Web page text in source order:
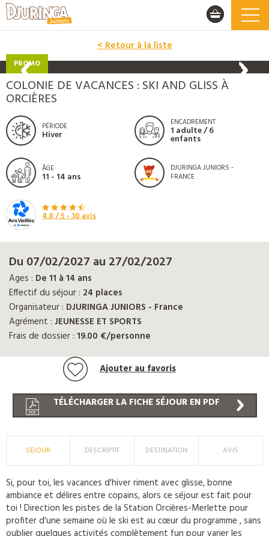
< Retour à la liste
PROMO
COLONIE DE VACANCES : SKI AND GLISS À
ORCIÈRES
PÉRIODE
Hiver
ENCADREMENT
1 adulte / 6
enfants
ÂGE
11 - 14 ans
DJURINGA JUNIORS -
FRANCE
4.8/ 5 -30avis
Du 07/02/2027 au 27/02/2027
Ages : De 11 à 14 ans
Effectif du séjour : 24 places
Organisateur : DJURINGA JUNIORS - France
Agrément : JEUNESSE ET SPORTS
Frais de dossier : 19.00 €/personne
Ajouter au favoris
TÉLÉCHARGER LA FICHE SÉJOUR EN PDF
SÉJOUR DESCRIPTIF DESTINATION AVIS
Si, pour toi, les vacances d'hiver riment avec glisse, bonne
ambiance et délires entre copains, alors ce séjour est fait pour
toi ! Direction les pistes de la Station Orcières-Merlette pour
profiter d'une semaine où le ski est au cœur du programme , sans